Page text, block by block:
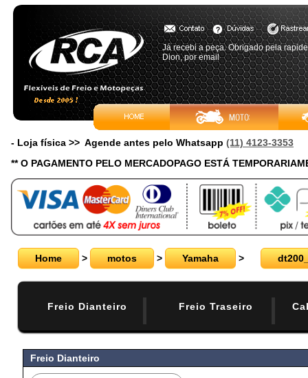
Já recebi a peça. Obrigado pela
Dion, por email
- Loja física >> Agende antes pelo Whatsapp (11) 4123-3353
** O PAGAMENTO PELO MERCADOPAGO ESTÁ
Home > motos > Yamaha >
Freio Dianteiro Freio Traseiro
Freio Dianteiro